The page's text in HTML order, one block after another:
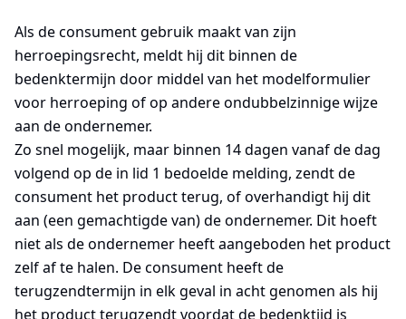
Als de consument gebruik maakt van zijn
herroepingsrecht, meldt hij dit binnen de
bedenktermijn door middel van het modelformulier
voor herroeping of op andere ondubbelzinnige wijze
aan de ondernemer.
Zo snel mogelijk, maar binnen 14 dagen vanaf de dag
volgend op de in lid 1 bedoelde melding, zendt de
consument het product terug, of overhandigt hij dit
aan (een gemachtigde van) de ondernemer. Dit hoeft
niet als de ondernemer heeft aangeboden het product
zelf af te halen. De consument heeft de
terugzendtermijn in elk geval in acht genomen als hij
het product terugzendt voordat de bedenktijd is